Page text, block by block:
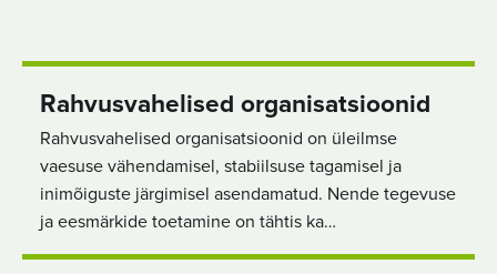
Rahvusvahelised organisatsioonid
Rahvusvahelised organisatsioonid on üleilmse
vaesuse vähendamisel, stabiilsuse tagamisel ja
inimõiguste järgimisel asendamatud. Nende tegevuse
ja eesmärkide toetamine on tähtis ka…